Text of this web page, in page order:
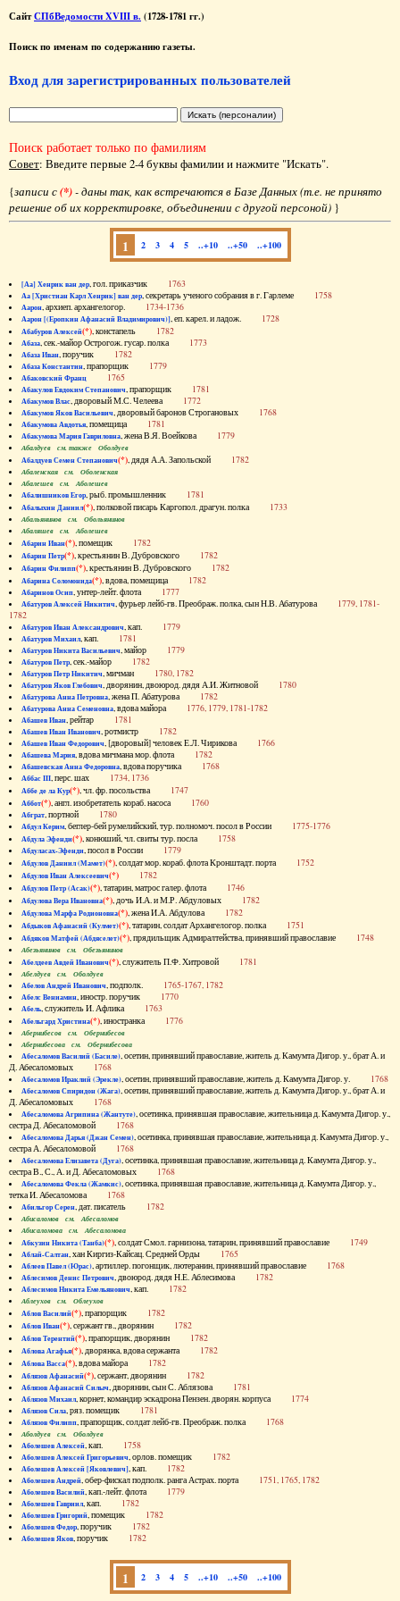
СайтСПбВедомости XVIII в. (1728-1781 гг.)
Поиск по именам по содержанию газеты.
Вход для зарегистрированных пользователей
Поиск работает только по фамилиям
Совет: Введите первые 2-4 буквы фамилии и нажмите "Искать".
{записи с(*)- даны так, как встречаются в Базе Данных (т.е. не принято
решение об их корректировке, объединении с другой персоной) }
1 2 3 4 5 ..+10 ..+50 ..+100
[Аа] Хенрик ван дер, гол. приказчик 1763
Аа [Христиан Карл Хенрик] ван дер, секретарь ученого собрания в г. Гарлеме 1758
Аарон, архиеп. архангелогор. 1734-1736
Аарон [(Еропкин Афанасий Владимирович)], еп. карел. и ладож. 1728
Абабуров Алексей(*), констапель 1782
Абаза, сек.-майор Острогож. гусар. полка 1773
Абаза Иван, поручик 1782
Абаза Константин, прапорщик 1779
Абаковский Франц 1765
Абакулов Евдоким Степанович, прапорщик 1781
Абакумов Влас, дворовый М.С. Челеева 1772
Абакумов Яков Васильевич, дворовый баронов Строгановых 1768
Абакумова Авдотья, помещица 1781
Абакумова Мария Гавриловна, жена В.Я. Воейкова 1779
Абалдуев см. также Оболдуев
Абалдуев Семен Степанович(*), дядя А.А. Запольской 1782
Абаленская см. Оболенская
Абалешев см. Аболешев
Абалишников Егор, рыб. промышленник 1781
Абалыхин Даниил(*), полковой писарь Каргопол. драгун. полка 1733
Абальянинов см. Обольянинов
Абаляшев см. Аболешев
Абарин Иван(*), помещик 1782
Абарин Петр(*), крестьянин В. Дубровского 1782
Абарин Филипп(*), крестьянин В. Дубровского 1782
Абарина Соломонида(*), вдова, помещица 1782
Абаринов Осип, унтер-лейт. флота 1777
Абатуров Алексей Никитич, фурьер лейб-гв. Преображ. полка, сын Н.В. Абатурова 1779, 1781-
1782
Абатуров Иван Александрович, кап. 1779
Абатуров Михаил, кап. 1781
Абатуров Никита Васильевич, майор 1779
Абатуров Петр, сек.-майор 1782
Абатуров Петр Никитич, мичман 1780, 1782
Абатуров Яков Глебович, дворянин, двоюрод. дядя А.И. Житновой 1780
Абатурова Анна Петровна, жена П. Абатурова 1782
Абатурова Анна Семеновна, вдова майора 1776, 1779, 1781-1782
Абашев Иван, рейтар 1781
Абашев Иван Иванович, ротмистр 1782
Абашев Иван Федорович, [дворовый] человек Е.Л. Чирикова 1766
Абашева Мария, вдова мичмана мор. флота 1782
Абашевская Анна Федоровна, вдова поручика 1768
Аббас III, перс. шах 1734, 1736
Аббе де ла Кур(*), чл. фр. посольства 1747
Аббот(*), англ. изобретатель кораб. насоса 1760
Абграт, портной 1780
Абдул Керим, беглер-бей румелийский, тур. полномоч. посол в России 1775-1776
Абдула Эфенди(*), конюший, чл. свиты тур. посла 1758
Абдуласах-Эфенди, посол в России 1779
Абдулов Даниил (Мамет)(*), солдат мор. кораб. флота Кронштадт. порта 1752
Абдулов Иван Алексеевич(*) 1782
Абдулов Петр (Асак)(*), татарин, матрос галер. флота 1746
Абдулова Вера Ивановна(*), дочь И.А. и М.Р. Абдуловых 1782
Абдулова Марфа Родионовна(*), жена И.А. Абдулова 1782
Абдыков Афанасий (Кулмет)(*), татарин, солдат Архангелогор. полка 1751
Абдяков Матфей (Абдяселет)(*), прядильщик Адмиралтейства, принявший православие 1748
Абезьянинов см. Обезьянинов
Абелдеев Авдей Иванович(*), служитель П.Ф. Хитровой 1781
Абелдуев см. Оболдуев
Абелов Андрей Иванович, подполк. 1765-1767, 1782
Абелс Вениамин, иностр. поручик 1770
Абель, служитель И. Афлика 1763
Абельгард Христина(*), иностранка 1776
Абернибесов см. Обернибесов
Абернибесова см. Обернибесова
Абесаломов Василий (Басиле), осетин, принявший православие, житель д. Камумта Дигор. у., брат А. и
Д. Абесаломовых 1768
Абесаломов Ираклий (Эрекле), осетин, принявший православие, житель д. Камумта Дигор. у. 1768
Абесаломов Спиридон (Жага), осетин, принявший православие, житель д. Камумта Дигор. у., брат А. и
Д. Абесаломовых 1768
Абесаломова Агрипина (Жантуте), осетинка, принявшая православие, жительница д. Камумта Дигор. у.,
сестра Д. Абесаломовой 1768
Абесаломова Дарья (Джан Семен), осетинка, принявшая православие, жительница д. Камумта Дигор. у.,
сестра А. Абесаломовой 1768
Абесаломова Елизавета (Дуга), осетинка, принявшая православие, жительница д. Камумта Дигор. у.,
сестра В., С., А. и Д. Абесаломовых 1768
Абесаломова Фекла (Жамкис), осетинка, принявшая православие, жительница д. Камумта Дигор. у.,
тетка И. Абесаломова 1768
Абильгор Серен, дат. писатель 1782
Абисаломов см. Абесаломов
Абисаломова см. Абесаломова
Абкузин Никита (Танба)(*), солдат Смол. гарнизона, татарин, принявший православие 1749
Аблай-Салтан, хан Киргиз-Кайсац. Средней Орды 1765
Аблеев Павел (Юрас), артиллер. погонщик, лютеранин, принявший православие 1768
Аблесимов Денис Петрович, двоюрод. дядя Н.Е. Аблесимова 1782
Аблесимов Никита Емельянович, кап. 1782
Аблеухов см. Облеухов
Аблов Василий(*), прапорщик 1782
Аблов Иван(*), сержант гв., дворянин 1782
Аблов Терентий(*), прапорщик, дворянин 1782
Аблова Агафья(*), дворянка, вдова сержанта 1782
Аблова Васса(*), вдова майора 1782
Аблязов Афанасий(*), сержант, дворянин 1782
Аблязов Афанасий Силыч, дворянин, сын С. Аблязова 1781
Аблязов Михаил, корнет, командир эскадрона Пензен. дворян. корпуса 1774
Аблязов Сила, ряз. помещик 1781
Аблязов Филипп, прапорщик, солдат лейб-гв. Преображ. полка 1768
Аболдуев см. Оболдуев
Аболешев Алексей, кап. 1758
Аболешев Алексей Григорьевич, орлов. помещик 1782
Аболешев Алексей [Яковлевич], кап. 1782
Аболешев Андрей, обер-фискал подполк. ранга Астрах. порта 1751, 1765, 1782
Аболешев Василий, кап.-лейт. флота 1779
Аболешев Гавриил, кап. 1782
Аболешев Григорий, помещик 1782
Аболешев Федор, поручик 1782
Аболешев Яков, поручик 1782
1 2 3 4 5 ..+10 ..+50 ..+100